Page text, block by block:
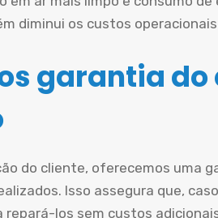
diminui os custos
garantia do
do cliente, oferecemos uma
Isso assegura que,
los sem custos